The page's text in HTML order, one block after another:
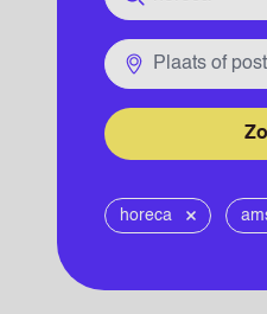
Plaats of postcode
horeca
Verwijder